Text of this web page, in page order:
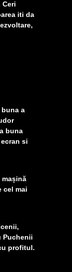
iti da
a
buna
si
mașină
cel mai
Puchenii
profitul.